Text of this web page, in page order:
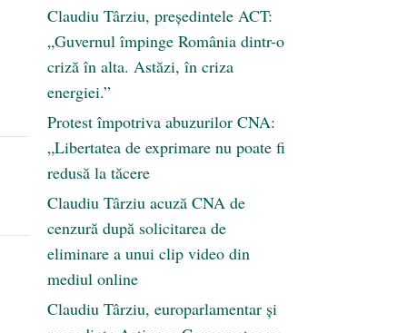
Claudiu Târziu, președintele ACT:
„Guvernul împinge România dintr-o
criză în alta. Astăzi, în criza
energiei.”
Protest împotriva abuzurilor CNA:
„Libertatea de exprimare nu poate fi
redusă la tăcere
Claudiu Târziu acuză CNA de
cenzură după solicitarea de
eliminare a unui clip video din
mediul online
Claudiu Târziu, europarlamentar și